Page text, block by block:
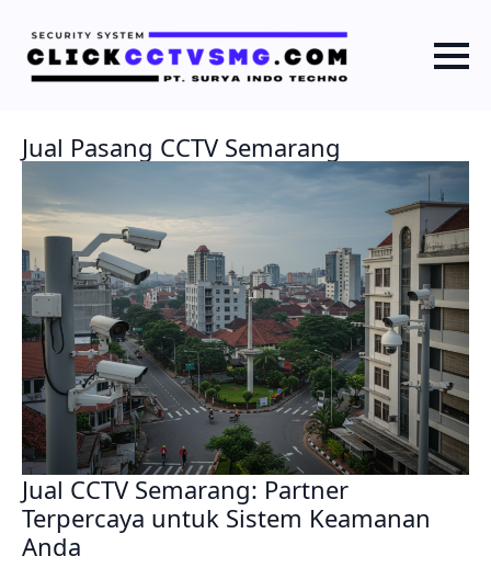
Jual Pasang CCTV Semarang
Jual CCTV Semarang: Partner
Terpercaya untuk Sistem Keamanan
Anda